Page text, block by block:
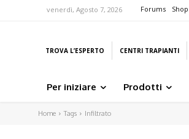
venerdì, Agosto 7, 2026 Forums Shop
TROVA L’ESPERTO CENTRI TRAPIANTI
Per iniziare Prodotti
Home Tags Infiltrato